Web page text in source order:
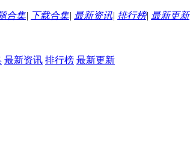
合集| 下载合集| 最新资讯| 排行榜| 最新更新
最新资讯 排行榜 最新更新